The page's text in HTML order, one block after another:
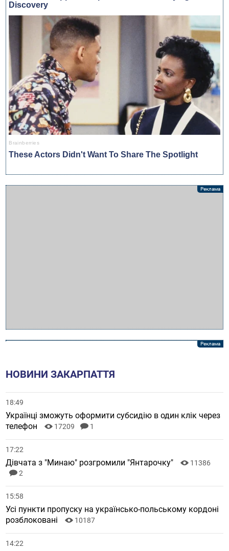
НОВИНИ ЗАКАРПАТТЯ
18:49
Українці зможуть оформити субсидію в один клік через
телефон
17209 1
17:22
Дівчата з "Минаю" розгромили "Янтарочку"
11386
2
15:58
Усі пункти пропуску на українсько-польському кордоні
розблоковані
10187
14:22